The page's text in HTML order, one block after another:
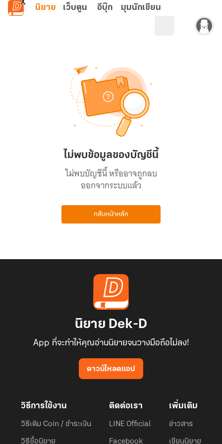
ข้ามไปยังเนื้อหาหลัก
นิยาย เว็บตูน อีบุ๊ก มุมนักเขียน
ไม่พบข้อมูลของบัญชีนี้
ไม่พบบัญชีนี้ หรืออาจถูกลบ
ออกจากระบบแล้ว
กลับหน้าหลัก
นิยาย Dek-D
App ที่จะทำให้คุณอ่านนิยายจนวางมือถือไม่ลง!
ดาวน์โหลดแอป
วิธีการใช้งาน
วิธีเติม Coin / ชำระเงิน
วิธีซื้อนิยาย
ติดต่อเรา
LINE Official
Facebook
เพิ่มเติม
ข่าวสาร
เขียนนิยาย